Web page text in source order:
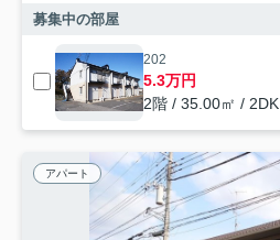
募集中の部屋
202
5.3万円
2階 / 35.00㎡ / 2DK
アパート